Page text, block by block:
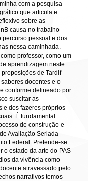
com a pesquisa
que articula e
sobre as
causa no trabalho
percurso pessoal e dos
nessa caminhada.
professor, como um
aprendizagem neste
de Tardif
docentes e o
conforme delineado por
suscitar as
e dos fazeres próprios
É fundamental
de construção e
Avaliação Seriada
Federal. Pretende-se
o estado da arte do PAS-
da vivência como
atravessado pelo
narrativos temos